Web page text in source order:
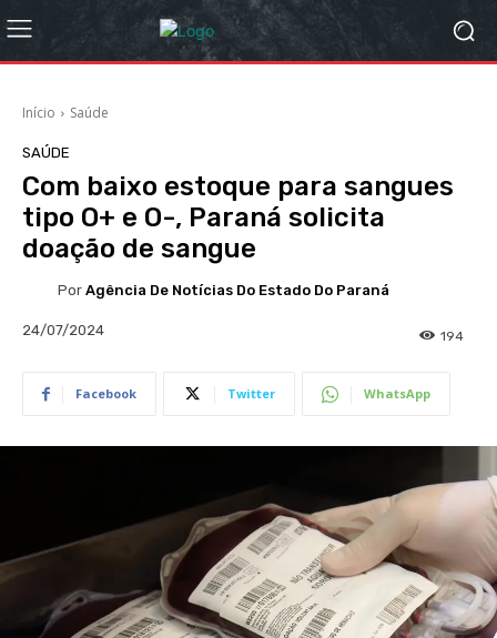
Início Saúde
SAÚDE
Com baixo estoque para sangues
tipo O+ e O-, Paraná solicita
doação de sangue
Por Agência De Notícias Do Estado Do Paraná
24/07/2024 194
Facebook Twitter WhatsApp